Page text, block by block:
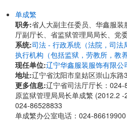
单成繁
职务:省人大副主任委员、华鑫服
厅副厅长、省监狱管理局局长、党
系统:司法 - 行政系统（法院，司法
执行机构（包括监狱，劳教所，教
现任单位:辽宁华鑫服装服饰有限公
地址:辽宁省沈阳市皇姑区崇山东路
更多信息:辽宁省司法厅厅长：
原监狱管理局局长单成繁 (2012.2 -
024-86528833
单成繁办公室电话：024-86619900